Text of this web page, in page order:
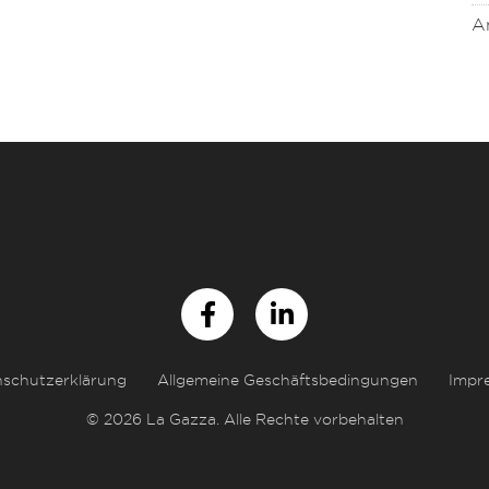
Allgemeine Geschäftsbedingungen
© 2026 La Gazza. Alle Rechte vorbehalten